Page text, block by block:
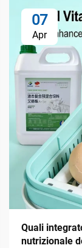
07
Apr
Quali
nutrizionale